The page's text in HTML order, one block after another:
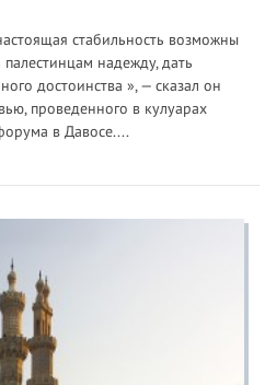
стабильность возможны
надежду, дать
достоинства », — сказал он
проведенного в кулуарах
в Давосе....